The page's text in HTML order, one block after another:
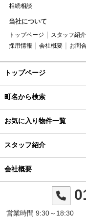
相続相談
当社について
トップページ スタッフ紹介
採用情報
会社概要 お問
トップページ
町名から検索
お気に入り物件一覧
スタッフ紹介
会社概要
営業時間 9:30～18:30